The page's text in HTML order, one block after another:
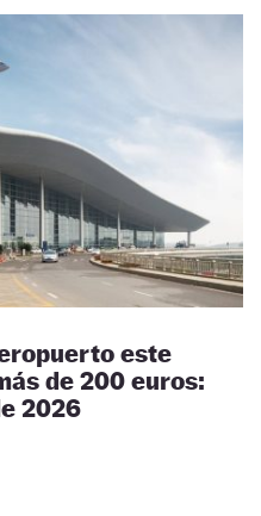
este
de 200 euros:
2026